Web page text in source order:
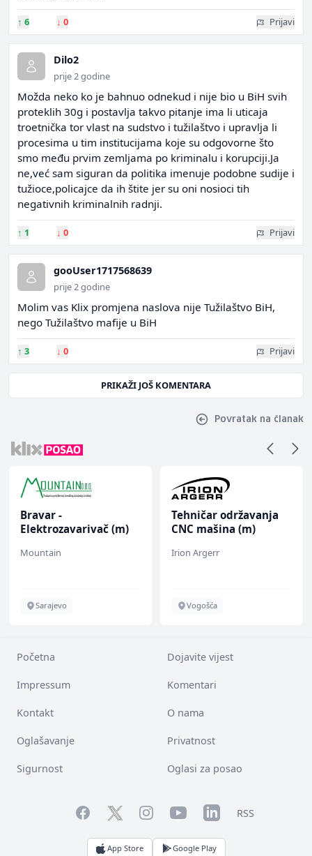
↑ 6 ↓ 0 Prijavi
Dilo2
prije 2 godine
Možda neko ko je bahnuo odnekud i nije bio u BiH svih
proteklih 30g i postavlja takvo pitanje ima li uticaja
troetnička tor vlast na sudstvo i tužilaštvo i upravlja li
procesima u tim institucijama koje su odgovorne što
smo među prvim zemljama po kriminalu i korupciji.Ja
ne,već sam siguran da politika imenuje podobne sudije i
tužioce,policajce da ih štite jer su oni nosioci tih
negativnih kriminalnih radnji.
↑ 1 ↓ 0 Prijavi
gooUser1717568639
prije 2 godine
Molim vas Klix promjena naslova nije Tužilaštvo BiH,
nego Tužilaštvo mafije u BiH
↑ 3 ↓ 0 Prijavi
PRIKAŽI JOŠ KOMENTARA
Povratak na članak
Bravar -
Elektrozavarivač (m)
Mountain
Sarajevo
Tehničar održavanja
CNC mašina (m)
Irion Argerr
Vogošća
Početna Dojavite vijest
Impressum Komentari
Kontakt O nama
Oglašavanje Privatnost
Sigurnost Oglasi za posao
FacebookTwitterInstagramYouTubeLinkedInRSS
App Store Google Play